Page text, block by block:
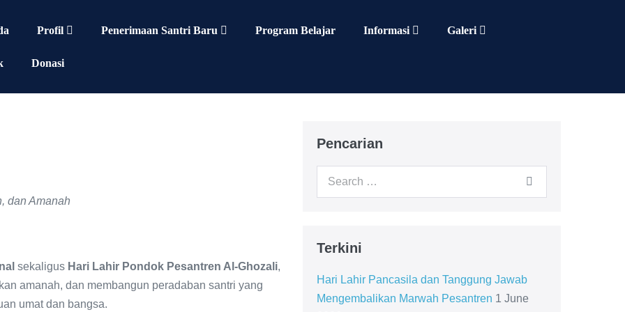
Profil Penerimaan Santri Baru Program Belajar Informasi Galeri
Donasi
dan Amanah
sekaligus Hari Lahir Pondok Pesantren Al-Ghozali,
amanah, dan membangun peradaban santri yang
umat dan bangsa.
Pencarian
Search
Terkini
Hari Lahir Pancasila dan Tanggung Jawab
Mengembalikan Marwah Pesantren 1 June